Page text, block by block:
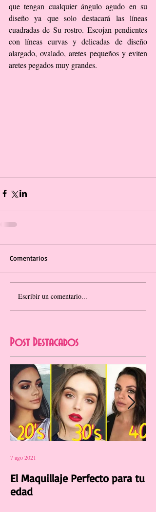
que tengan cualquier ángulo agudo en su
diseño ya que solo destacará las líneas
cuadradas de Su rostro. Escojan pendientes
con líneas curvas y delicadas de diseño
alargado, ovalado, aretes pequeños y eviten
aretes pegados muy grandes.
Comentarios
Escribir un comentario...
Post Destacados
El Maquillaje Perfecto para tu
edad
7 ago 2021